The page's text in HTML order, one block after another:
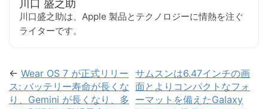
川口 盛之助
川口盛之助は、Apple 製品とテクノロジーに情熱を注ぐ
ライターです。
← Wear OS 7 が正式リリー
ス: バッテリー寿命が長くな
り、Gemini が長くなり、多
サムスンは6.47インチの画
面とよりコンパクトなフォ
ーマットを備えたGalaxy